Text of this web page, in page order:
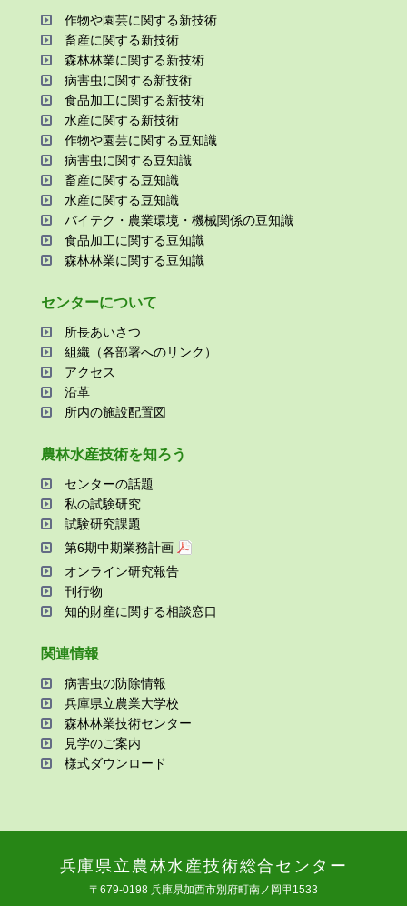
作物や園芸に関する新技術
畜産に関する新技術
森林林業に関する新技術
病害⾍に関する新技術
⾷品加⼯に関する新技術
⽔産に関する新技術
作物や園芸に関する⾖知識
病害⾍に関する⾖知識
畜産に関する⾖知識
⽔産に関する⾖知識
バイテク・農業環境・機械関係の⾖知識
⾷品加⼯に関する⾖知識
森林林業に関する⾖知識
センターについて
所⻑あいさつ
組織（各部署へのリンク）
アクセス
沿⾰
所内の施設配置図
農林⽔産技術を知ろう
センターの話題
私の試験研究
試験研究課題
第6期中期業務計画
オンライン研究報告
刊⾏物
知的財産に関する相談窓⼝
関連情報
病害⾍の防除情報
兵庫県⽴農業⼤学校
森林林業技術センター
⾒学のご案内
様式ダウンロード
兵庫県⽴農林⽔産技術総合センター
〒679-0198 兵庫県加⻄市別府町南ノ岡甲1533